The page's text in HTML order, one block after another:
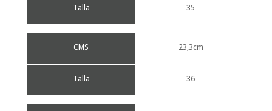
Talla 35
CMS
Talla
23,3cm
36